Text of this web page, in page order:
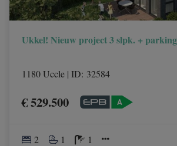
Ukkel! Nieuw project 3 slpk. +
1180 Uccle | ID: 32584
€ 529.500
2 1 1